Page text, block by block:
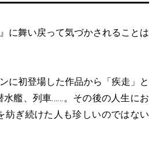
に舞い戻って気づかされることは
に初登場した作品から「疾走」と
艦、列車……。その後の人生にお
紡ぎ続けた人も珍しいのではない